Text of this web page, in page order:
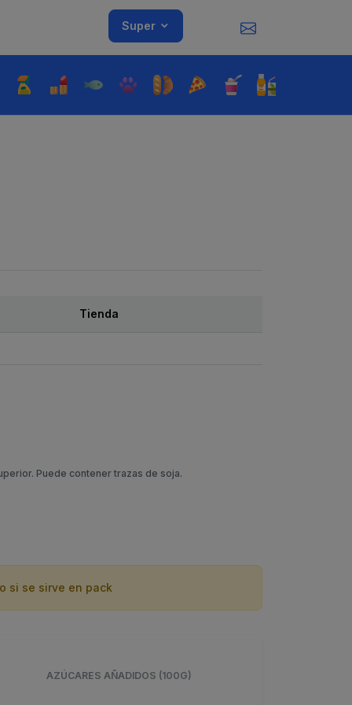
Super
Tienda
Puede contener trazas de soja.
si se sirve en pack
AZÚCARES AÑADIDOS (100G)